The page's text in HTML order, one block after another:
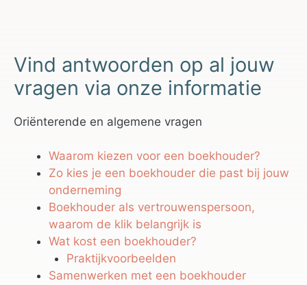
Vind antwoorden op al jouw
vragen via onze informatie
Oriënterende en algemene vragen
Waarom kiezen voor een boekhouder?
Zo kies je een boekhouder die past bij jouw
onderneming
Boekhouder als vertrouwenspersoon,
waarom de klik belangrijk is
Wat kost een boekhouder?
Praktijkvoorbeelden
Samenwerken met een boekhouder